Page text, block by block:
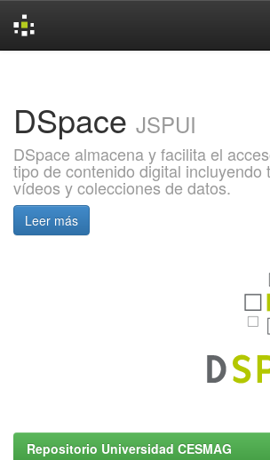
DSpace JSPUI
DSpace almacena y facilita el
tipo de contenido digital incluyendo
vídeos y colecciones de datos.
Leer más
Repositorio Universidad CESMAG